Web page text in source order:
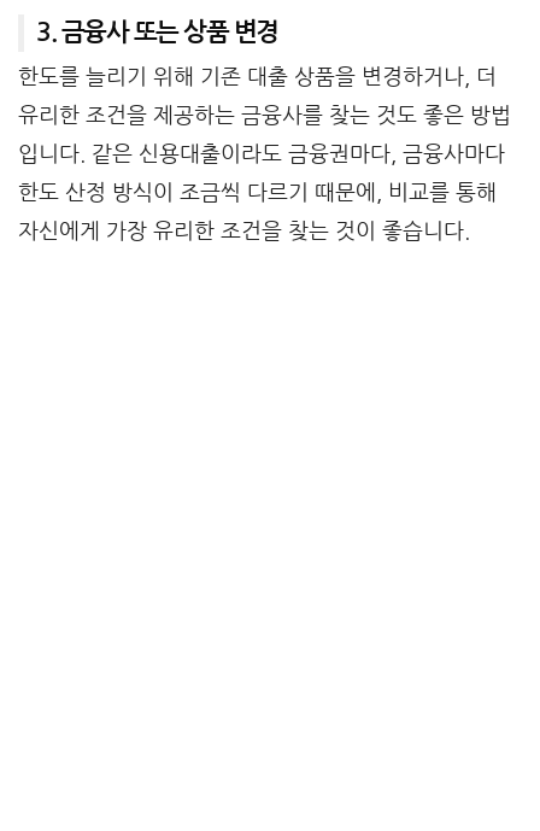
3. 금융사 또는 상품 변경
한도를 늘리기 위해 기존 대출 상품을 변경하거나, 더
유리한 조건을 제공하는 금융사를 찾는 것도 좋은 방법
입니다. 같은 신용대출이라도 금융권마다, 금융사마다
한도 산정 방식이 조금씩 다르기 때문에, 비교를 통해
자신에게 가장 유리한 조건을 찾는 것이 좋습니다.